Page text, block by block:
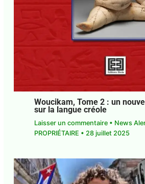
Woucikam, Tome 2 : un
sur la langue créole
Laisser un commentaire • News
PROPRIÉTAIRE • 28 juillet 2025